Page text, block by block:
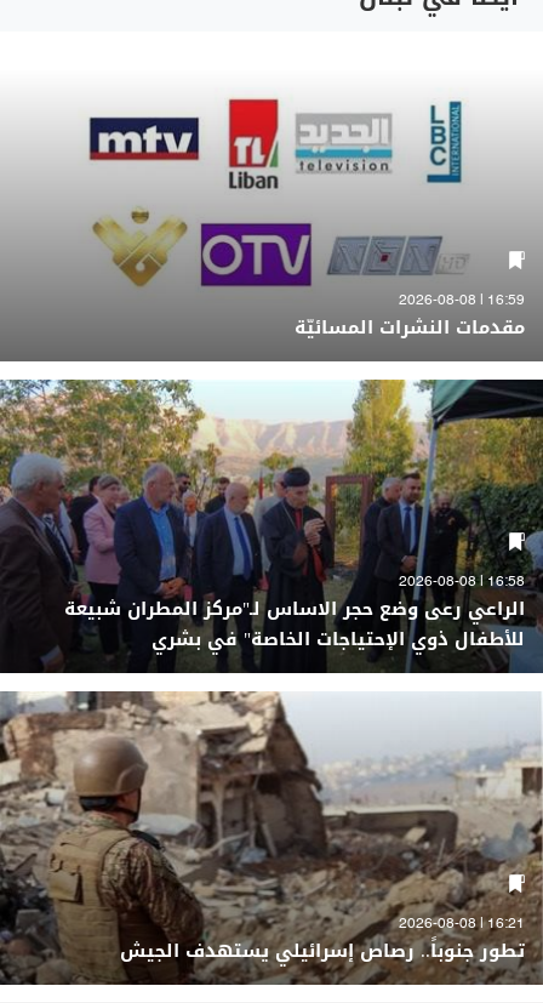
16:59 | 2026-08-08
مقدمات النشرات المسائيّة
16:58 | 2026-08-08
الراعي رعى وضع حجر الاساس لـ"مركز المطران شبيعة
للأطفال ذوي الإحتياجات الخاصة" في بشري
16:21 | 2026-08-08
تطور جنوباً.. رصاص إسرائيلي يستهدف الجيش